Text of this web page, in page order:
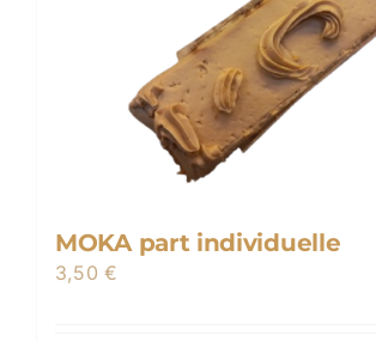
MOKA part individuelle
3,50€